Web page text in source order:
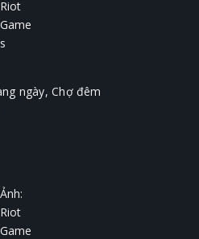
Riot
Game
s
ngày, Chợ đêm
Ảnh:
Riot
Game